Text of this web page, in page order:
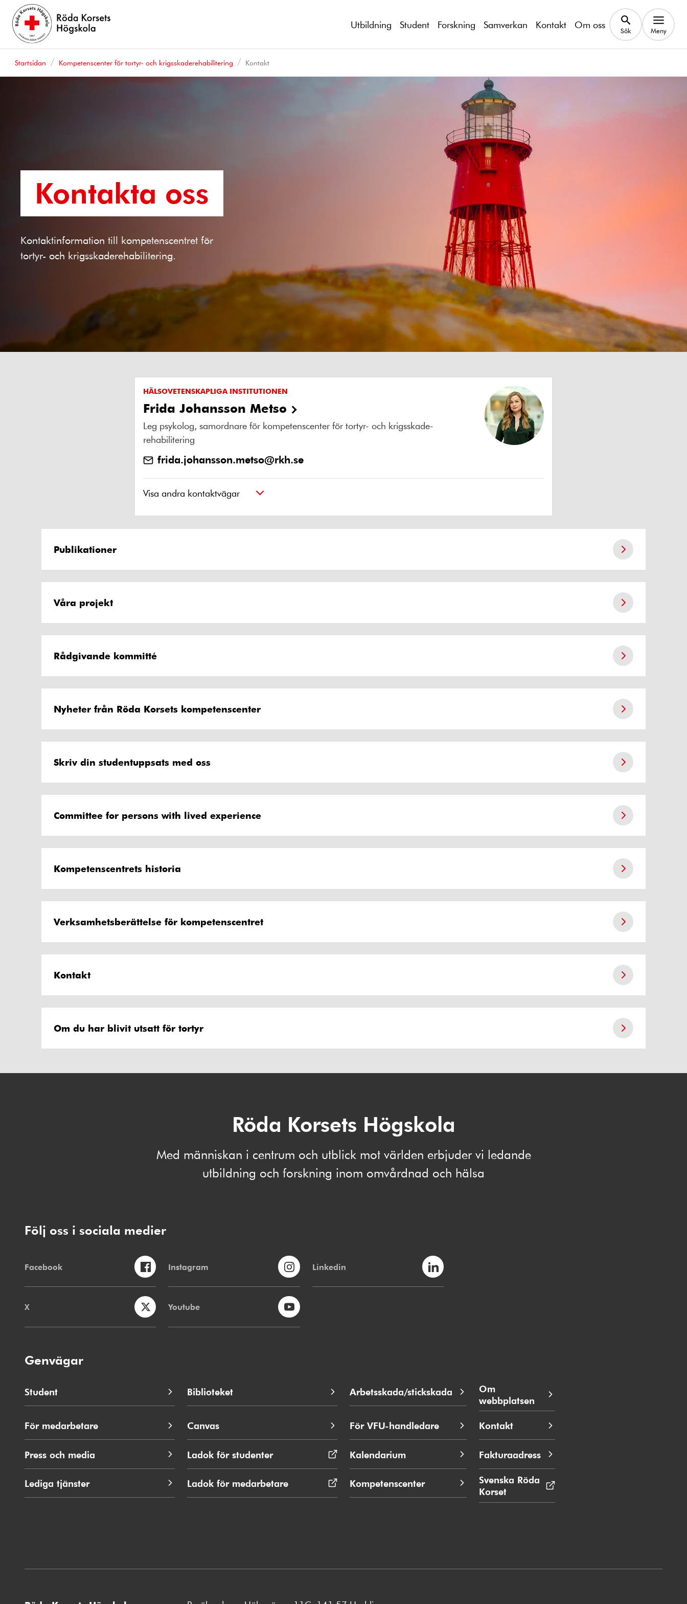
Utbildning Student Forskning Samverkan Kontakt Om oss Sök Meny
Startsidan Kompetenscenter för tortyr- och krigsskaderehabilitering Kontakt
Kontakta oss
Kontaktinformation till kompetenscentret för
tortyr- och krigsskaderehabilitering.
HÄLSOVETENSKAPLIGA INSTITUTIONEN
Frida Johansson Metso
Leg psykolog, samordnare för kompetenscenter för tortyr- och krigsskade-
rehabilitering
frida.johansson.metso@rkh.se
Visa andra kontaktvägar
Publikationer
Våra projekt
Rådgivande kommitté
Nyheter från Röda Korsets kompetenscenter
Skriv din studentuppsats med oss
Committee for persons with lived experience
Kompetenscentrets historia
Verksamhetsberättelse för kompetenscentret
Kontakt
Om du har blivit utsatt för tortyr
Röda Korsets Högskola
Med människan i centrum och utblick mot världen erbjuder vi ledande
utbildning och forskning inom omvårdnad och hälsa
Följ oss i sociala medier
Facebook Instagram Linkedin
X Youtube
Genvägar
Student
För medarbetare
Press och media
Lediga tjänster
Biblioteket
Canvas
Ladok för studenterÖppnas
i
fönster
Ladok för medarbetare
i
Arbetsskada/stickskada
För VFU-handledare
Kalendarium
Kompetenscenter
Om
webbplatsen
Kontakt
Fakturaadress
Svenska Röda
Korset
i